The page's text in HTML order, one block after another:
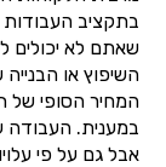
בתקציב העבודות
שאתם לא יכולים
השיפוץ או
המחיר הסופי של
במענית. העבודה
אבל גם על פי